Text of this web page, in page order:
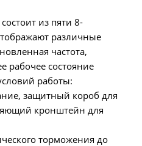
из пяти 8-
различные
частота,
рабочее состояние
работы:
защитный короб для
кронштейн для
торможения до